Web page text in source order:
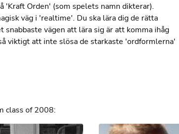
Orden' (som spelets namn dikterar).
väg i 'realtime'. Du ska lära dig de rätta
vägen att lära sig är att komma ihåg
viktigt att inte slösa de starkaste 'ordformlerna'
class of 2008: